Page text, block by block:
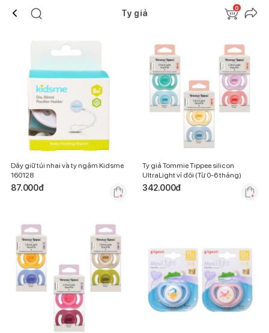
Ty giả
0
Dây giữ túi nhai và ty ngậm Kidsme
160128
87.000đ
Ty giả Tommie Tippee silicon
UltraLight vỉ đôi (Từ 0-6 tháng)
342.000đ